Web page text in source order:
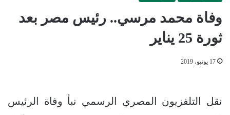
وفاة محمد مرسي.. رئيس مصر بعد
ثورة 25 يناير
17 يونيو، 2019
نقل التلفزيون المصري الرسمي نبأ وفاة الرئيس